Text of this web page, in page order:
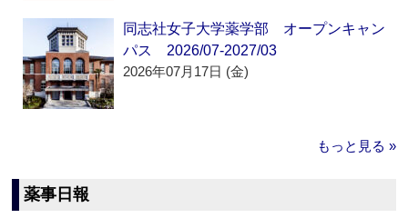
同志社女子大学薬学部 オープンキャン
パス 2026/07-2027/03
2026年07月17日 (金)
もっと見る »
薬事日報